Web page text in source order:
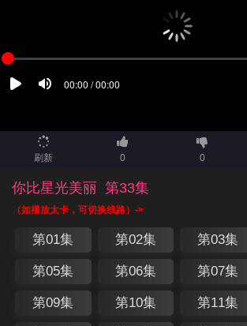
刷新 0 0
你比星光美丽 第33集
（如播放太卡，可切换线路）->
第01集 第02集 第03集
第05集 第06集 第07集
第09集 第10集 第11集